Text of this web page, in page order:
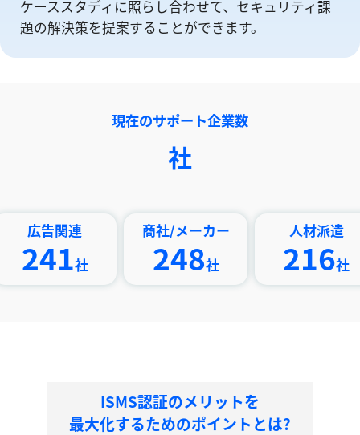
ケーススタディに照らし合わせて、セキュリティ課
題の解決策を提案することができます。
現在のサポート企業数
社
連
社
商社/メーカー
社
人材派遣
216社
ISMS認証のメリットを
最大化するためのポイントとは?